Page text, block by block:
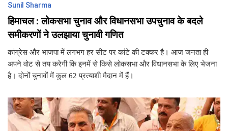
Sunil Sharma
हिमाचल : लोकसभा चुनाव और विधानसभा उपचुनाव के बदले
समीकरणों ने उलझाया चुनावी गणित
कांग्रेस और भाजपा में लगभग हर सीट पर कांटे की टक्कर है। आज जनता ही
अपने वोट से तय करेगी कि इनमें से किसे लोकसभा और विधानसभा के लिए भेजना
है। दोनों चुनावों में कुल 62 प्रत्याशी मैदान में हैं।